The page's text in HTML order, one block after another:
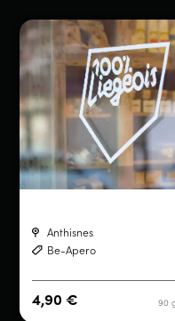
Anthisnes
Be-Apero
90
4,90€